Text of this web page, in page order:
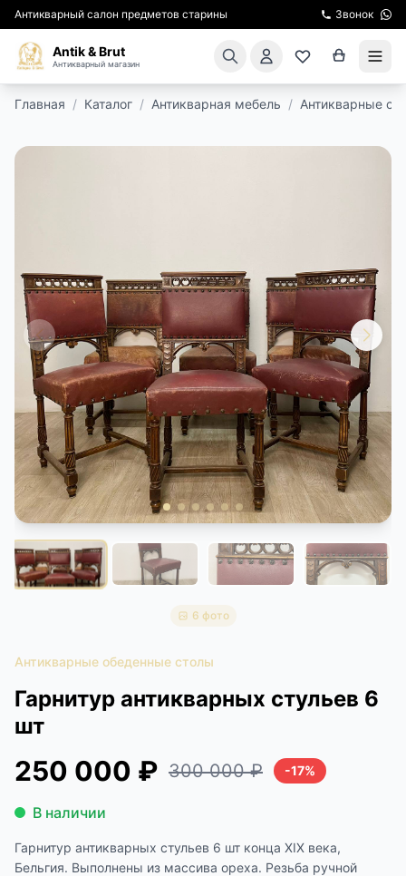
Антикварный салон предметов старины Звонок
Antik & Brut
Антикварный магазин
ЭКСКУРСИИ
РЕСТАВРАЦИЯ
КУРСЫ ПО РЕСТАВРАЦИИ
КОНТАКТЫ
ДОСТАВКА И ОПЛАТА
Главная / Каталог / Антикварная мебель / Антикварные
6 фото
Антикварные обеденные столы
Гарнитур антикварных стульев 6
шт
250 000 ₽ 300 000 ₽ -17%
В наличии
Гарнитур антикварных стульев 6 шт конца XIX века,
Бельгия. Выполнены из массива ореха. Резьба ручной